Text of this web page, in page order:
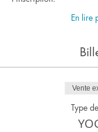
En lire
Vente
Type